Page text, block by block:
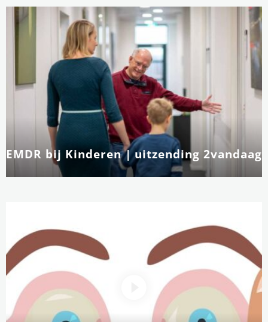
EMDR bij Kinderen | uitzending 2vandaag